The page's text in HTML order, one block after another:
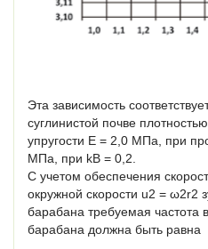
Эта зависимость
суглинистой почве
упругости E = 2,0 МПа, при
МПа, при kB = 0,2.
С учетом обеспечения
окружной скорости u2 = ω2r2
барабана требуемая частота
барабана должна быть равна